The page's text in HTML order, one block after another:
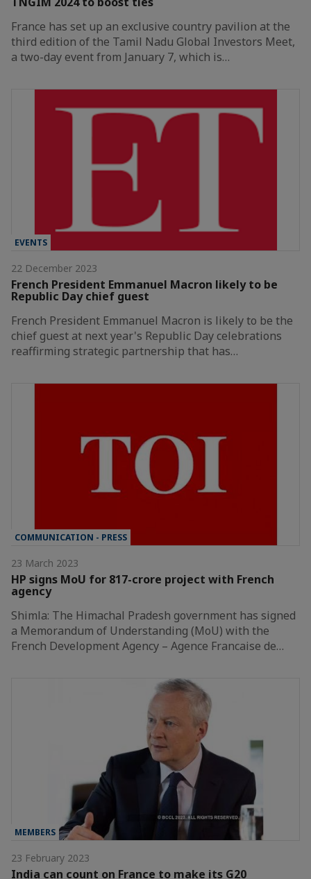
France has set up an exclusive country pavilion at the
third edition of the Tamil Nadu Global Investors Meet,
a two-day event from January 7, which is…
EVENTS
22 December 2023
French President Emmanuel Macron likely to be
Republic Day chief guest
French President Emmanuel Macron is likely to be the
chief guest at next year's Republic Day celebrations
reaffirming strategic partnership that has…
COMMUNICATION - PRESS
23 March 2023
HP signs MoU for 817-crore project with French
agency
Shimla: The Himachal Pradesh government has signed
a Memorandum of Understanding (MoU) with the
French Development Agency – Agence Francaise de…
MEMBERS
23 February 2023
India can count on France to make its G20